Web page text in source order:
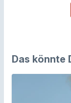
Das könnte